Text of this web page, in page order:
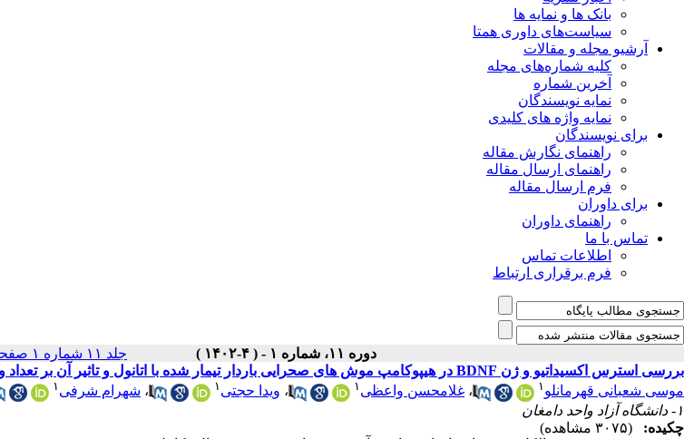
بانک ها و نمایه ها
سیاست‌های داوری همتا
آرشیو مجله و مقالات
کلیه شماره‌های مجله
آخرین شماره
نمایه نویسندگان
نمایه واژه های کلیدی
برای نویسندگان
راهنمای نگارش مقاله
راهنمای ارسال مقاله
فرم ارسال مقاله
برای داوران
راهنمای داوران
تماس با ما
اطلاعات تماس
فرم برقراری ارتباط
دوره ۱۱، شماره ۱ - ( ۴-۱۴۰۲ ) جلد ۱۱ شماره ۱ صفحات ۱۲-۱
بررسی استرس اکسیداتیو و ژن BDNF در هیپوکامپ موش‌ های صحرایی باردار تیمار شده با اتانول و تاثیر آن بر تعداد و وزن فرزندان
موسی شعبانی قهرمانلو ۱ ، غلامحسن واعظی ۱ ، ویدا حجتی ۱ ، شهرام شرفی ۱
۱- دانشگاه آزاد واحد دامغان
چکیده:
(۳۰۷۵ مشاهده)